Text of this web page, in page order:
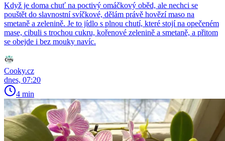
Když je doma chuť na poctivý omáčkový oběd, ale nechci se
pouštět do slavnostní svíčkové, dělám právě hovězí maso na
smetaně a zelenině. Je to jídlo s plnou chutí, které stojí na opečeném
mase, cibuli s trochou cukru, kořenové zelenině a smetaně, a přitom
se obejde i bez mouky navíc.
Cooky.cz
dnes, 07:20
4 min